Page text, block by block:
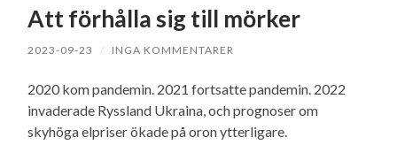
Att förhålla sig till mörker
2023-09-23 / INGA KOMMENTARER
2020 kom pandemin. 2021 fortsatte pandemin. 2022
invaderade Ryssland Ukraina, och prognoser om
skyhöga elpriser ökade på oron ytterligare.